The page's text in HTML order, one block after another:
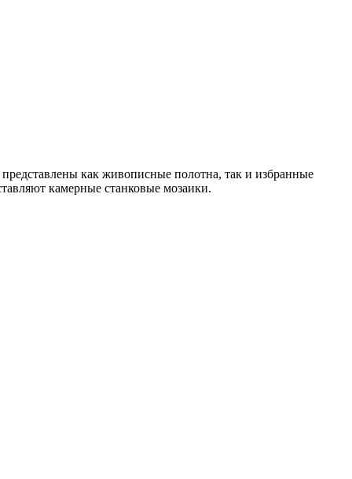
как живописные полотна, так и избранные
камерные станковые мозаики.